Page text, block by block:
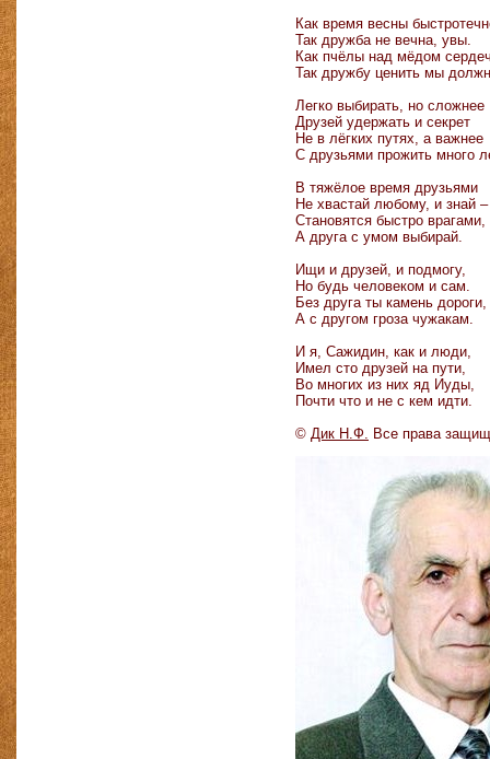
Как время весны
Так дружба не вечна, увы.
Как пчёлы над мёдом
Так дружбу ценить мы
Легко выбирать, но сложнее
Друзей удержать и секрет
Не в лёгких путях, а важнее
С друзьями прожить много
В тяжёлое время друзьями
Не хвастай любому, и знай
Становятся быстро врагами,
А друга с умом выбирай.
Ищи и друзей, и подмогу,
Но будь человеком и сам.
Без друга ты камень дороги,
А с другом гроза чужакам.
И я, Сажидин, как и люди,
Имел сто друзей на пути,
Во многих из них яд Иуды,
Почти что и не с кем идти.
© Дик Н.Ф. Все права